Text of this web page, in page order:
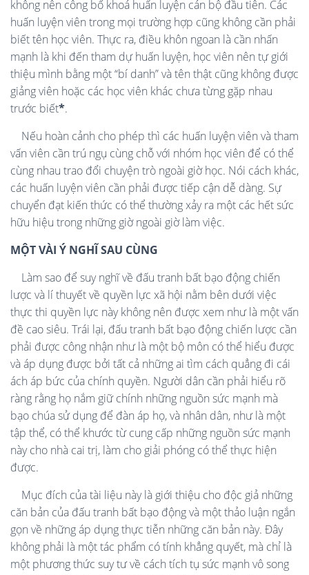
không nên công bố khoá huấn luyện cán bộ đầu tiên. Các
huấn luyện viên trong mọi trường hợp cũng không cần phải
biết tên học viên. Thực ra, điều khôn ngoan là cần nhấn
mạnh là khi đến tham dự huấn luyện, học viên nên tự giới
thiệu mình bằng một “bí danh” và tên thật cũng không được
giảng viên hoặc các học viên khác chưa từng gặp nhau
trước biết*.
Nếu hoàn cảnh cho phép thì các huấn luyện viên và tham
vấn viên cần trú ngụ cùng chỗ với nhóm học viên để có thể
cùng nhau trao đổi chuyện trò ngoài giờ học. Nói cách khác,
các huấn luyện viên cần phải được tiếp cận dễ dàng. Sự
chuyển đạt kiến thức có thể thường xảy ra một các hết sức
hữu hiệu trong những giờ ngoài giờ làm việc.
MỘT VÀI Ý NGHĨ SAU CÙNG
Làm sao để suy nghĩ về đấu tranh bất bạo động chiến
lược và lí thuyết về quyền lực xã hội nằm bên dưới việc
thực thi quyền lực này không nên được xem như là một vấn
đề cao siêu. Trái lại, đấu tranh bất bạo động chiến lược cần
phải được công nhận như là một bộ môn có thể hiểu được
và áp dụng được bởi tất cả những ai tìm cách quẳng đi cái
ách áp bức của chính quyền. Người dân cần phải hiểu rõ
ràng rằng họ nắm giữ chính những nguồn sức mạnh mà
bạo chúa sử dụng để đàn áp họ, và nhân dân, như là một
tập thể, có thể khước từ cung cấp những nguồn sức mạnh
này cho nhà cai trị, làm cho giải phóng có thể thực hiện
được.
Mục đích của tài liệu này là giới thiệu cho độc giả những
căn bản của đấu tranh bất bạo động và một thảo luận ngắn
gọn về những áp dụng thực tiễn những căn bản này. Đây
không phải là một tác phẩm có tính khẳng quyết, mà chỉ là
một phương thức suy tư về cách tích tụ sức mạnh vô song